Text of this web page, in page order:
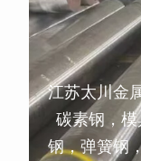
江苏太川金
碳素钢，
钢，弹簧钢